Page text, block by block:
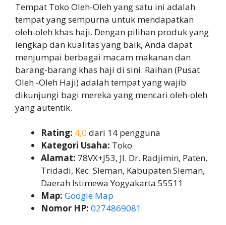
Tempat Toko Oleh-Oleh yang satu ini adalah
tempat yang sempurna untuk mendapatkan
oleh-oleh khas haji. Dengan pilihan produk yang
lengkap dan kualitas yang baik, Anda dapat
menjumpai berbagai macam makanan dan
barang-barang khas haji di sini. Raihan (Pusat
Oleh -Oleh Haji) adalah tempat yang wajib
dikunjungi bagi mereka yang mencari oleh-oleh
yang autentik.
Rating: 4,0 dari 14 pengguna
Kategori Usaha: Toko
Alamat: 78VX+J53, Jl. Dr. Radjimin, Paten,
Tridadi, Kec. Sleman, Kabupaten Sleman,
Daerah Istimewa Yogyakarta 55511
Map: Google Map
Nomor HP: 0274869081